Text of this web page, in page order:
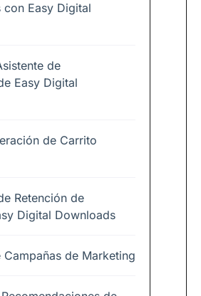
con Easy Digital
de
Easy Digital
de Carrito
Retención de
Digital Downloads
Campañas de Marketing